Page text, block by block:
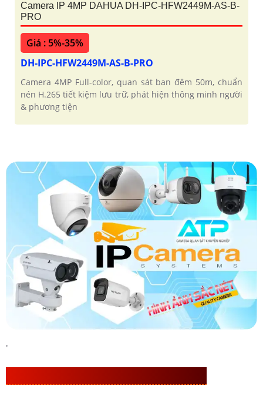
Camera IP 4MP DAHUA DH-IPC-HFW2449M-AS-B-
PRO
Giá : 5%-35%
DH-IPC-HFW2449M-AS-B-PRO
Camera 4MP Full-color, quan sát ban đêm 50m, chuẩn
nén H.265 tiết kiệm lưu trữ, phát hiện thông minh người
& phương tiện
'